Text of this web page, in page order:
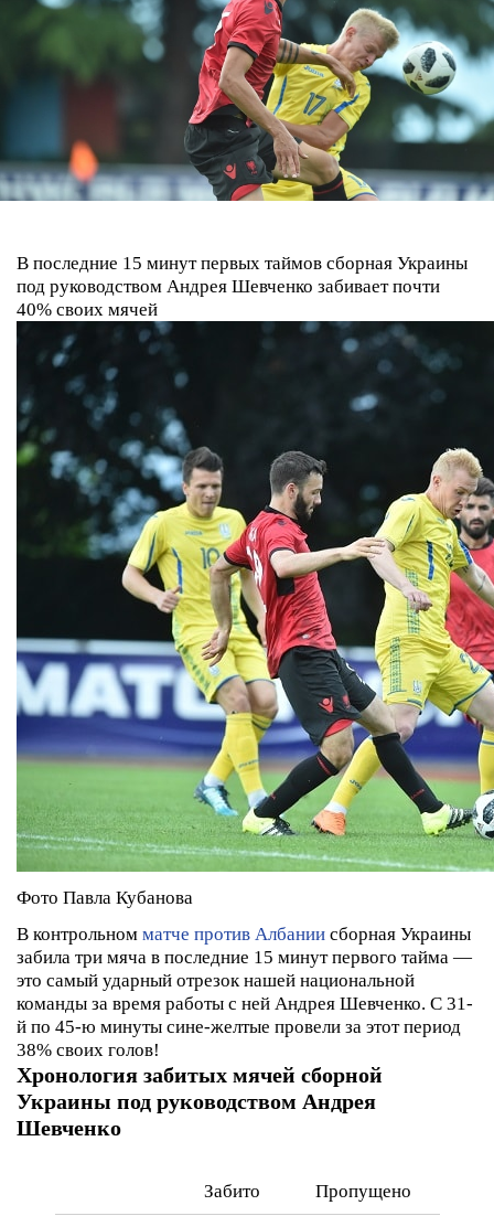
В последние 15 минут первых таймов сборная Украины
под руководством Андрея Шевченко забивает почти
40% своих мячей
Фото Павла Кубанова
В контрольном матче против Албании сборная Украины
забила три мяча в последние 15 минут первого тайма —
это самый ударный отрезок нашей национальной
команды за время работы с ней Андрея Шевченко. С 31-
й по 45-ю минуты сине-желтые провели за этот период
38% своих голов!
Хронология забитых мячей сборной
Украины под руководством Андрея
Шевченко
Забито Пропущено